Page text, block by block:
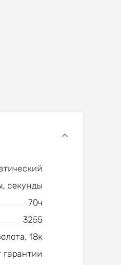
секунды
70ч
3255
18к
гарантии